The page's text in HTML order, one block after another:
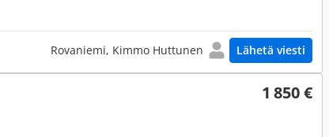
Rovaniemi, Kimmo Huttunen Lähetä viesti
1 850 €